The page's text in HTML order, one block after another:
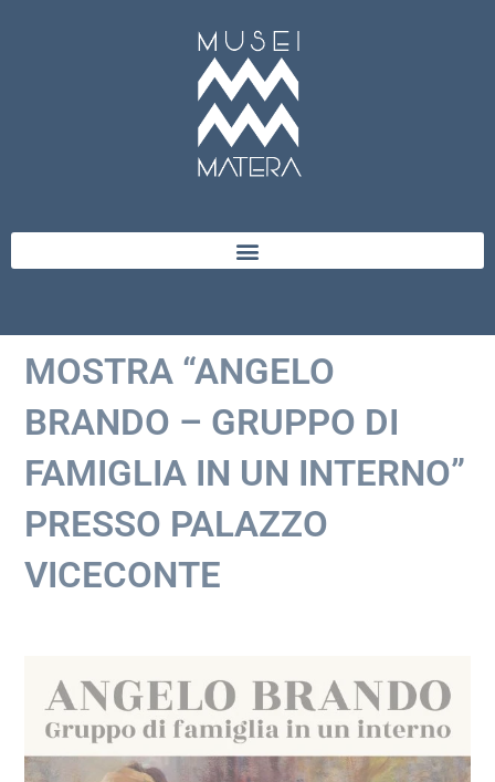
MOSTRA “ANGELO
BRANDO – GRUPPO DI
FAMIGLIA IN UN INTERNO”
PRESSO PALAZZO
VICECONTE